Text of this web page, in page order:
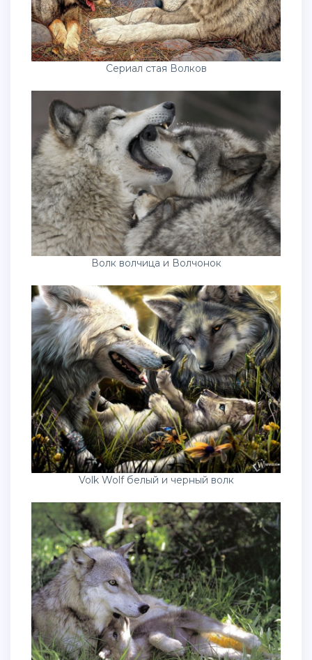
Сериал стая Волков
Волк волчица и Волчонок
Volk Wolf белый и черный волк